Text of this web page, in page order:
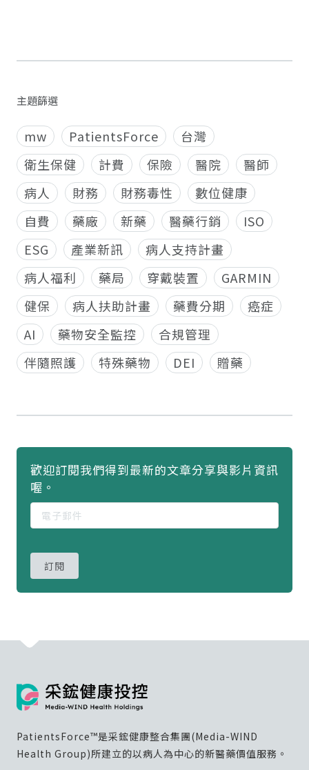
主題篩選
mw PatientsForce
台灣
衛生保健
計費 保險 醫院
醫師
病人
財務 財務毒性
數位健康
自費
藥廠 新藥 醫藥行銷
ISO
ESG
產業新訊
病人支持計畫
病人福利
藥局 穿戴裝置
GARMIN
健保
病人扶助計畫 藥費分期
癌症
AI
藥物安全監控
合規管理
伴隨照護
特殊藥物 DEI 贈藥
歡迎訂閱我們得到最新的文章分享與影片資訊
喔。
訂閱
PatientsForce™是采鋐健康整合集團(Media-WIND
Health Group)所建立的以病人為中心的新醫藥價值服務。